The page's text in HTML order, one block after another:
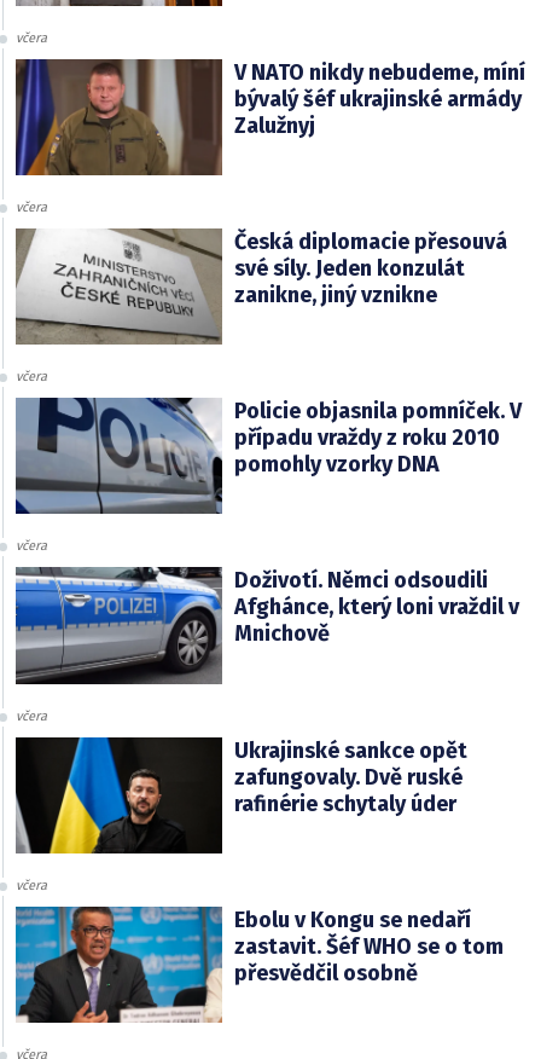
včera
V NATO nikdy nebudeme, míní
bývalý šéf ukrajinské armády
Zalužnyj
včera
Česká diplomacie přesouvá
své síly. Jeden konzulát
zanikne, jiný vznikne
včera
Policie objasnila pomníček. V
případu vraždy z roku 2010
pomohly vzorky DNA
včera
Doživotí. Němci odsoudili
Afghánce, který loni vraždil v
Mnichově
včera
Ukrajinské sankce opět
zafungovaly. Dvě ruské
rafinérie schytaly úder
včera
Ebolu v Kongu se nedaří
zastavit. Šéf WHO se o tom
přesvědčil osobně
včera